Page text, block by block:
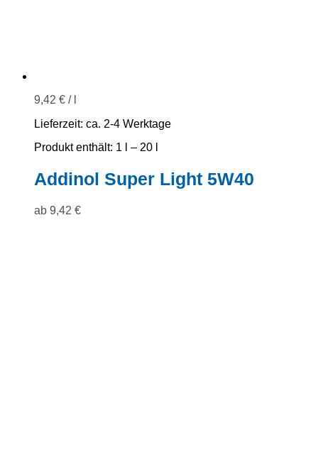
9,42 € /
Lieferzeit: ca. 2-4 Werktage
Produkt enthält: 1
– 20
Addinol Super Light 5W40
ab 9,42 €